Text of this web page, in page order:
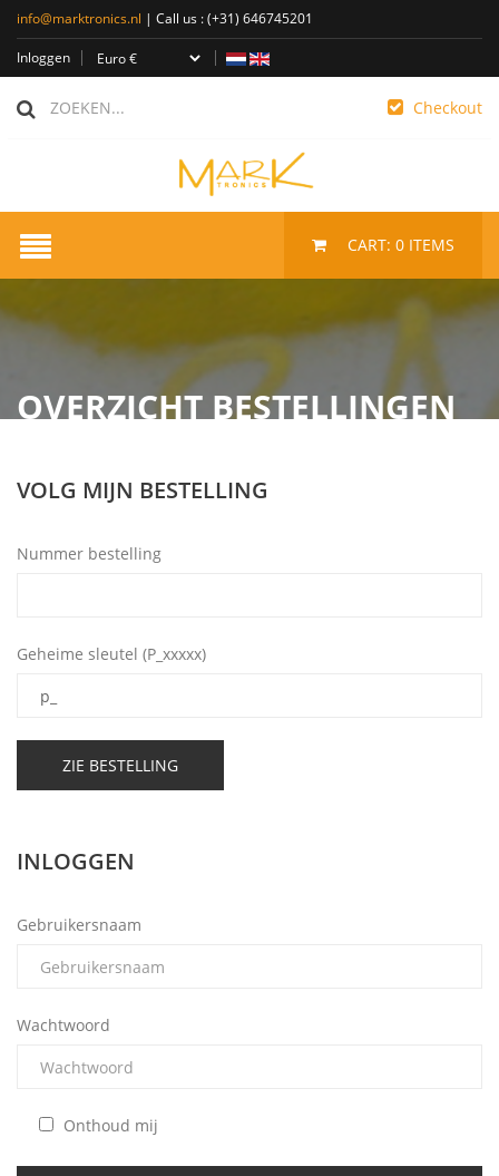
info@marktronics.nl | Call us :(+31) 646745201
Inloggen
Checkout
CART: 0 ITEMS
OVERZICHT BESTELLINGEN
VOLG MIJN BESTELLING
Nummer bestelling
Geheime sleutel (P_xxxxx)
INLOGGEN
Gebruikersnaam
Wachtwoord
Onthoud mij